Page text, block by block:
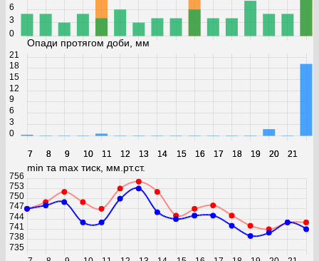
7 8 9 10 11 12 13 14 15 16 17 18 19 20 21
0
3
6
Опади протягом доби, мм
7 8 9 10 11 12 13 14 15 16 17 18 19 20 21
0
3
6
9
12
15
18
21
min та max тиск, мм.рт.ст.
735
738
741
744
747
750
753
756